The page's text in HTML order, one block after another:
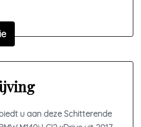
u aan deze Schitterende